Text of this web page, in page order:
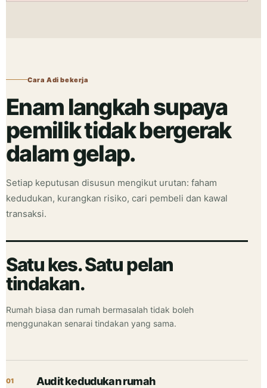
Cara Adi bekerja
Enam langkah supaya
pemilik tidak bergerak
dalam gelap.
Setiap keputusan disusun mengikut urutan: faham
kedudukan, kurangkan risiko, cari pembeli dan kawal
transaksi.
Satu kes. Satu pelan
tindakan.
Rumah biasa dan rumah bermasalah tidak boleh
menggunakan senarai tindakan yang sama.
Audit kedudukan rumah